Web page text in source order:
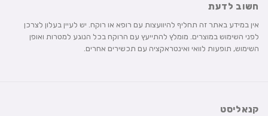
חשוב לדעת
אין במידע באתר זה תחליף להיוועצות עם רופא או רוקח. יש לעיין בעלון לצרכן
לפני השימוש במוצרים. מומלץ להתייעץ עם הרוקח בכל הנוגע למטרות ואופן
השימוש, תופעות לוואי ואינטראקציה עם תכשירים אחרים.
קנאליסט